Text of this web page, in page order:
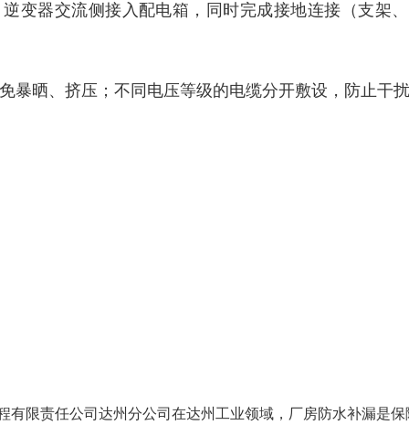
变器交流侧接入配电箱，同时完成接地连接（支架
暴晒、挤压；不同电压等级的电缆分开敷设，防止干
限责任公司达州分公司在达州工业领域，厂房防水补漏是保